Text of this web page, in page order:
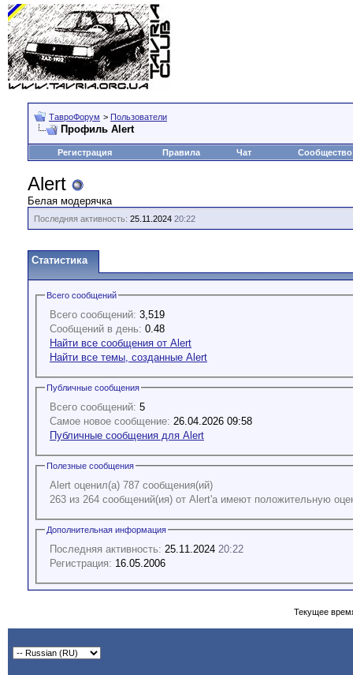
ТавроФорум > Пользователи
Профиль Alert
Регистрация Правила Чат Сообщество
Alert
Белая модерячка
Последняя активность: 25.11.2024 20:22
Статистика
Всего сообщений
Всего сообщений: 3,519
Сообщений в день: 0.48
Найти все сообщения от Alert
Найти все темы, созданные Alert
Публичные сообщения
Всего сообщений: 5
Самое новое сообщение: 26.04.2026 09:58
Публичные сообщения для Alert
Полезные сообщения
Alert оценил(а) 787 сообщения(ий)
263 из 264 сообщений(ия) от Alert'а имеют положительную
Дополнительная информация
Последняя активность: 25.11.2024 20:22
Регистрация: 16.05.2006
Текущее